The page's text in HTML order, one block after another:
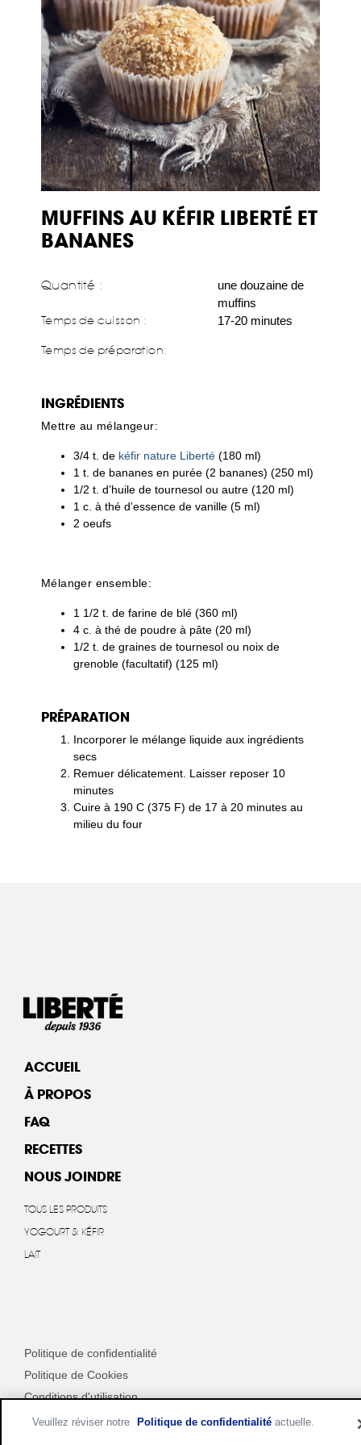
MUFFINS AU KÉFIR LIBERTÉ ET
BANANES
Quantité :
une douzaine de
muffins
Temps de cuisson : 17-20 minutes
Temps de préparation:
INGRÉDIENTS
Mettre au mélangeur:
3/4 t. de kéfir nature Liberté(180 ml)
1 t. de bananes en purée (2 bananes) (250 ml)
1/2 t. d’huile de tournesol ou autre (120 ml)
1 c. à thé d’essence de vanille (5 ml)
2 oeufs
Mélanger ensemble:
1 1/2 t. de farine de blé (360 ml)
4 c. à thé de poudre à pâte (20 ml)
1/2 t. de graines de tournesol ou noix de
grenoble (facultatif) (125 ml)
PRÉPARATION
Incorporer le mélange liquide aux ingrédients
secs
Remuer délicatement. Laisser reposer 10
minutes
Cuire à 190 C (375 F) de 17 à 20 minutes au
milieu du four
ACCUEIL
À PROPOS
FAQ
RECETTES
NOUS JOINDRE
TOUS LES PRODUITS
YOGOURT & KÉFIR
LAIT
Politique de confidentialité
Politique de Cookies
Conditions d'utilisation
Personnaliser les paramètres des cookies
Veuillez réviser notre Politique de confidentialité actuelle.